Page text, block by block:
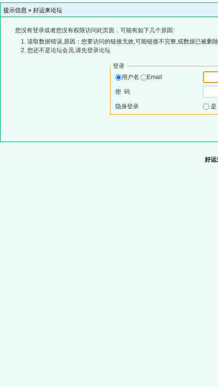
提示信息 » 好运来论坛
您没有登录或者您没有权限访问此页面，可能有如下几个原因:
读取数据错误,原因：您要访问的链接无效,可能链接不完整,或数据已被删
您还不是论坛会员,请先登录论坛
登录
用户名
Email
密 码
隐身登录
好